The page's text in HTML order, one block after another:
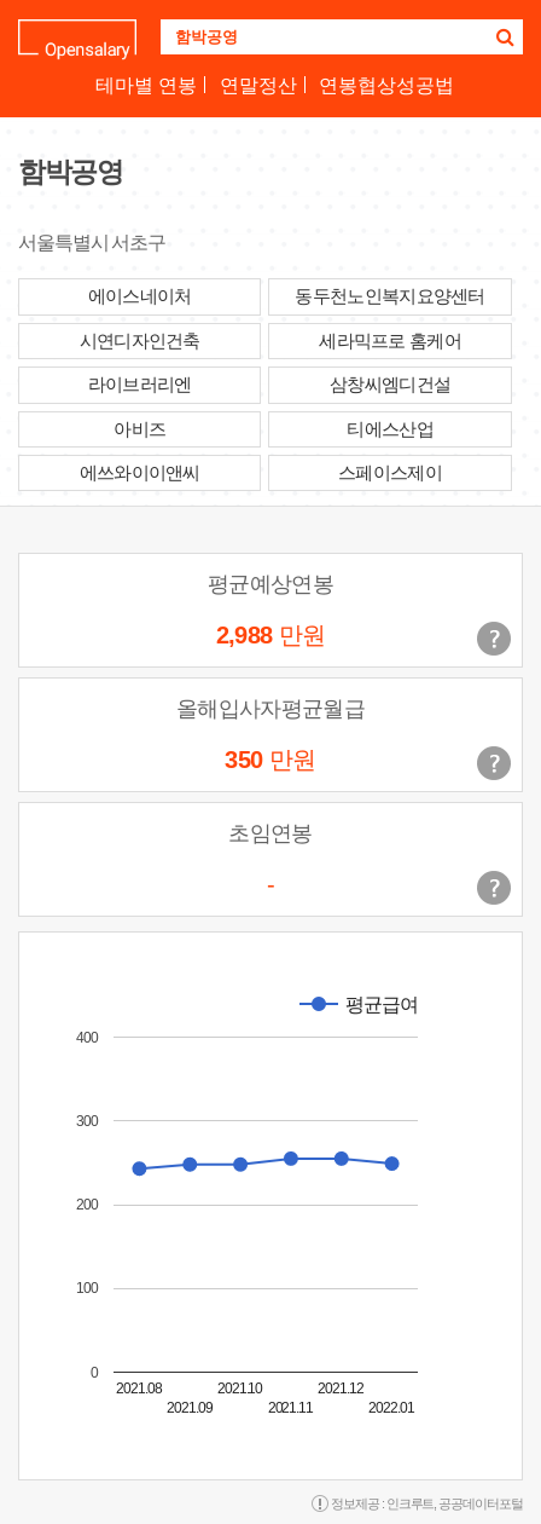
업
명
테마별 연봉 연말정산 연봉협상성공법
함박공영
서울특별시 서초구
에이스네이처 동두천노인복지요양센터
시연디자인건축 세라믹프로 홈케어
라이브러리엔 삼창씨엠디건설
아비즈 티에스산업
에쓰와이이앤씨 스페이스제이
평균예상연봉
2,988 만원
올해입사자평균월급
350 만원
초임연봉
-
평균급여
2021.08
2021.09
2021.10
2021.11
2021.12
2022.01
0
100
200
300
400
정보제공 : 인크루트 공공데이터포털